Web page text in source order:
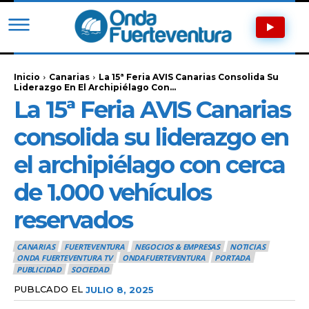
Inicio Canarias
La 15ª Feria AVIS Canarias Consolida Su
Liderazgo En El Archipiélago Con...
La 15ª Feria AVIS Canarias
consolida su liderazgo en
el archipiélago con cerca
de 1.000 vehículos
reservados
CANARIAS FUERTEVENTURA NEGOCIOS & EMPRESAS
NOTICIAS
ONDA FUERTEVENTURA TV
ONDAFUERTEVENTURA
PORTADA
PUBLICIDAD
SOCIEDAD
PUBLCADO EL JULIO 8, 2025